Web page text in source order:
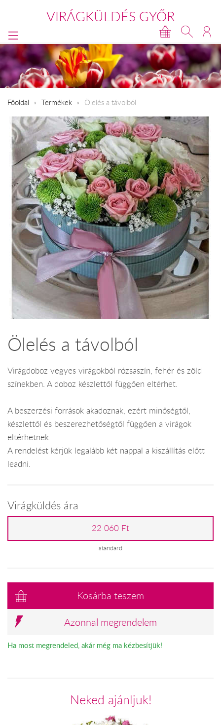
VIRÁGKÜLDÉS GYŐR
Főoldal Termékek Ölelés a távolból
Ölelés a távolból
Virágdoboz vegyes virágokból rózsaszín, fehér és zöld
színekben. A doboz készlettől függően eltérhet.
A beszerzési források akadoznak, ezért minőségtől,
készlettől és beszerezhetőségtől függően a virágok
eltérhetnek.
A rendelést kérjük legalább két nappal a kiszállítás előtt
leadni.
Virágküldés ára
22 060 Ft
standard
Kosárba teszem
Azonnal megrendelem
Ha most megrendeled, akár még ma kézbesítjük!
Neked ajánljuk!